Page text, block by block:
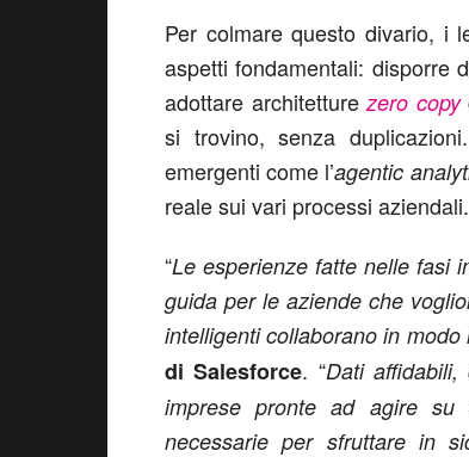
Per colmare questo divario, i
aspetti fondamentali: disporre
adottare architetturezero copy
si trovino, senza
emergenti come l’agentic
reale sui vari processi aziendali.
“Le esperienze fatte nelle fasi
guida per le aziende che
intelligenti collaborano in modo
di Salesforce. “Dati
imprese pronte ad agire su
necessarie per sfruttare in